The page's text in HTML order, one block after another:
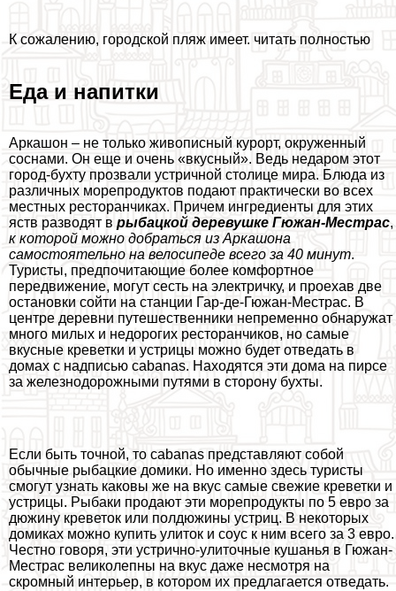
К сожалению, городской пляж имеет. читать полностью
Еда и напитки
Аркашон – не только живописный курорт, окруженный
соснами. Он еще и очень «вкусный». Ведь недаром этот
город-бухту прозвали устричной столице мира. Блюда из
различных морепродуктов подают пpaктически во всех
местных ресторанчиках. Причем ингредиенты для этих
яств разводят в рыбацкой деревушке Гюжан-Местрас,
к которой можно добраться из Аркашона
самостоятельно на велосипеде всего за 40 минут.
Туристы, предпочитающие более комфортное
передвижение, могут сесть на электричку, и проехав две
остановки сойти на станции Гар-де-Гюжан-Местрас. В
центре деревни путешественники непременно обнаружат
много милых и недорогих ресторанчиков, но самые
вкусные креветки и устрицы можно будет отведать в
домах с надписью cabanas. Находятся эти дома на пирсе
за железнодорожными путями в сторону бухты.
Если быть точной, то cabanas представляют собой
обычные рыбацкие домики. Но именно здесь туристы
смогут узнать каковы же на вкус самые свежие креветки и
устрицы. Рыбаки продают эти морепродукты по 5 евро за
дюжину креветок или полдюжины устриц. В некоторых
домиках можно купить улиток и соус к ним всего за 3 евро.
Честно говоря, эти устрично-улиточные кушанья в Гюжан-
Местрас великолепны на вкус даже несмотря на
скромный интерьер, в котором их предлагается отведать.